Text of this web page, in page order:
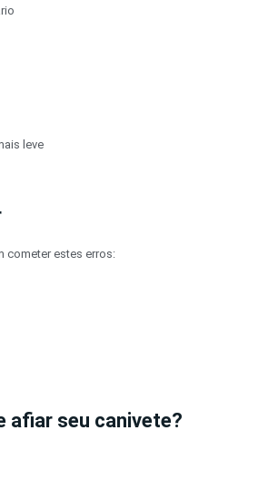
leve
cometer estes erros:
afiar seu canivete?